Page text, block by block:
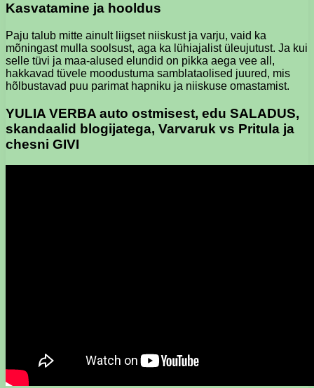
Kasvatamine ja hooldus
Paju talub mitte ainult liigset niiskust ja varju, vaid ka
mõningast mulla soolsust, aga ka lühiajalist üleujutust. Ja kui
selle tüvi ja maa-alused elundid on pikka aega vee all,
hakkavad tüvele moodustuma samblataolised juured, mis
hõlbustavad puu parimat hapniku ja niiskuse omastamist.
YULIA VERBA auto ostmisest, edu SALADUS,
skandaalid blogijatega, Varvaruk vs Pritula ja
chesni GIVI